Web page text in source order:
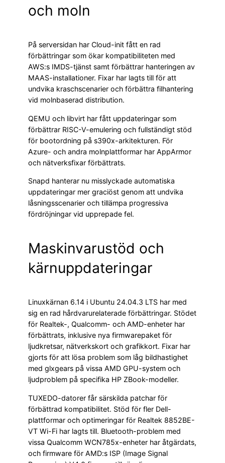
och moln
På serversidan har Cloud-init fått en rad
förbättringar som ökar kompatibiliteten med
AWS:s IMDS-tjänst samt förbättrar hanteringen av
MAAS-installationer. Fixar har lagts till för att
undvika kraschscenarier och förbättra filhantering
vid molnbaserad distribution.
QEMU och libvirt har fått uppdateringar som
förbättrar RISC-V-emulering och fullständigt stöd
för bootordning på s390x-arkitekturen. För
Azure- och andra molnplattformar har AppArmor
och nätverksfixar förbättrats.
Snapd hanterar nu misslyckade automatiska
uppdateringar mer graciöst genom att undvika
låsningsscenarier och tillämpa progressiva
fördröjningar vid upprepade fel.
Maskinvarustöd och
kärnuppdateringar
Linuxkärnan 6.14 i Ubuntu 24.04.3 LTS har med
sig en rad hårdvarurelaterade förbättringar. Stödet
för Realtek-, Qualcomm- och AMD-enheter har
förbättrats, inklusive nya firmwarepaket för
ljudkretsar, nätverkskort och grafikkort. Fixar har
gjorts för att lösa problem som låg bildhastighet
med glxgears på vissa AMD GPU-system och
ljudproblem på specifika HP ZBook-modeller.
TUXEDO-datorer får särskilda patchar för
förbättrad kompatibilitet. Stöd för fler Dell-
plattformar och optimeringar för Realtek 8852BE-
VT Wi-Fi har lagts till. Bluetooth-problem med
vissa Qualcomm WCN785x-enheter har åtgärdats,
och firmware för AMD:s ISP (Image Signal